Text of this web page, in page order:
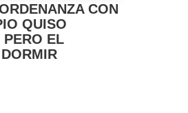
CON
QUISO
PERO EL